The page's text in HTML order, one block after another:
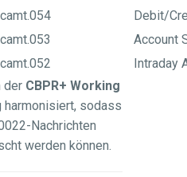
camt.054
Debit/
camt.053
Account
camt.052
Intraday
der CBPR+ Working
harmonisiert, sodass
Nachrichten
werden können.